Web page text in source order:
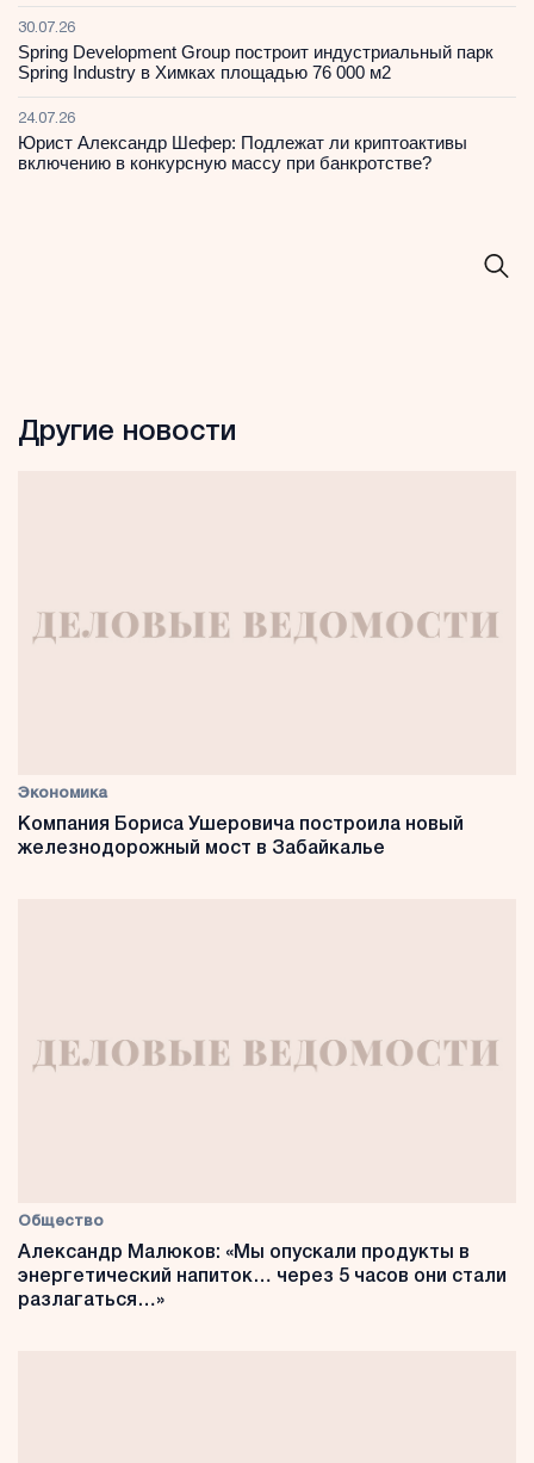
30.07.26
Spring Development Group построит индустриальный парк
Spring Industry в Химках площадью 76 000 м2
24.07.26
Юрист Александр Шефер: Подлежат ли криптоактивы
включению в конкурсную массу при банкротстве?
Другие новости
Экономика
Компания Бориса Ушеровича построила новый
железнодорожный мост в Забайкалье
Общество
Александр Малюков: «Мы опускали продукты в
энергетический напиток… через 5 часов они стали
разлагаться…»